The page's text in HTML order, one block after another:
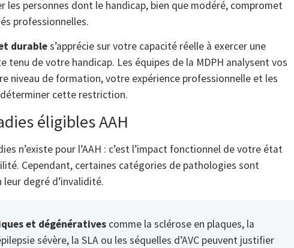
les personnes dont le handicap, bien que modéré, compromet
professionnelles.
durables’apprécie sur votre capacité réelle à exercer une
de votre handicap. Les équipes de la MDPH analysent vos
niveau de formation, votre expérience professionnelle et les
cette restriction.
éligibles AAH
n’existe pour l’AAH : c’est l’impact fonctionnel de votre état
Cependant, certaines catégories de pathologies sont
degré d’invalidité.
et dégénératives comme la sclérose en plaques, la
sévère, la SLA ou les séquelles d’AVC peuvent justifier